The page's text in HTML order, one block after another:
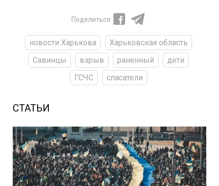
Поделиться
новости Харькова
Харьковская область
Савинцы
взрыв раненный
дети
ГСЧС
спасатели
СТАТЬИ